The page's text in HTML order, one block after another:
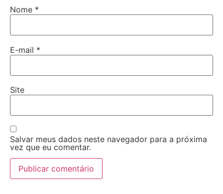
Nome *
E-mail *
Site
Salvar meus dados neste navegador para a próxima
vez que eu comentar.